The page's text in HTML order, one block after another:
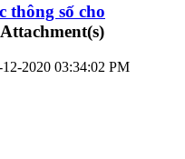
thông số cho
12-2020 03:34:02 PM